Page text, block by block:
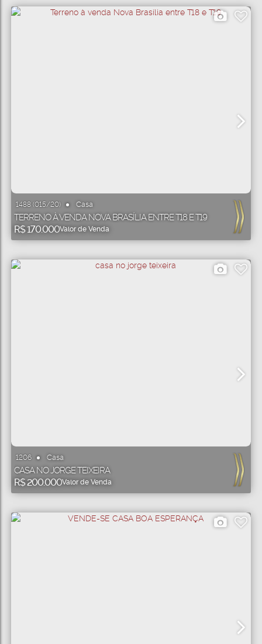
1488 (015/20) Casa
R$170.000Valor de Venda
TERRENO À VENDA NOVA BRASÍLIA ENTRE T18 E T19
1206 Casa
R$200.000Valor de Venda
CASA NO JORGE TEIXEIRA